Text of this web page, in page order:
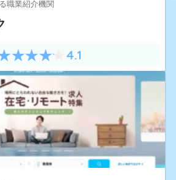
職業紹介機関
4.1